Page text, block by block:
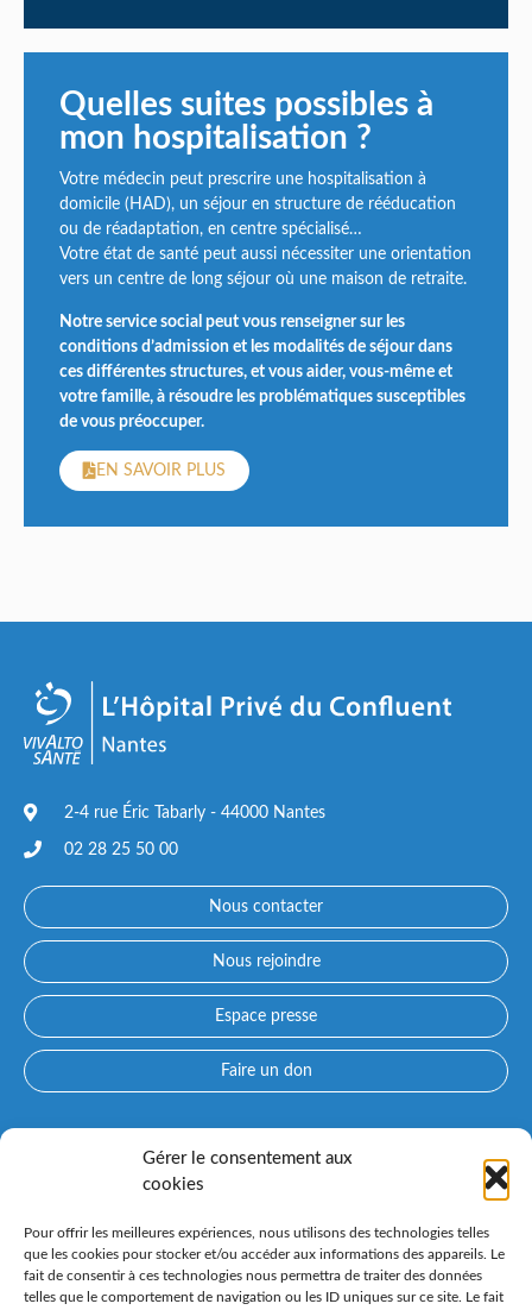
Gérer le consentement aux
cookies
Pour offrir les meilleures expériences, nous utilisons des technologies telles
que les cookies pour stocker et/ou accéder aux informations des appareils. Le
fait de consentir à ces technologies nous permettra de traiter des données
telles que le comportement de navigation ou les ID uniques sur ce site. Le fait
Quelles suites possibles à
mon hospitalisation ?
Votre médecin peut prescrire une hospitalisation à
domicile (HAD), un séjour en structure de rééducation
ou de réadaptation, en centre spécialisé…
Votre état de santé peut aussi nécessiter une orientation
vers un centre de long séjour où une maison de retraite.
Notre service social peut vous renseigner sur les
conditions d’admission et les modalités de séjour dans
ces différentes structures, et vous aider, vous-même et
votre famille, à résoudre les problématiques susceptibles
de vous préoccuper.
EN SAVOIR PLUS
2-4 rue Éric Tabarly - 44000 Nantes
02 28 25 50 00
Nous contacter
Nous rejoindre
Espace presse
Faire un don
Qui sommes-nous ?
Prendre rendez-vous avec un médecin
Consultez nos spécialités
Espace patient PARCOURS CONFLUENT et préadmission en